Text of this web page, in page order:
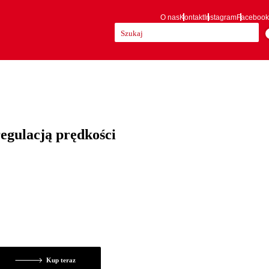
O nasKontaktInstagramFacebook
prędkości
Kup teraz